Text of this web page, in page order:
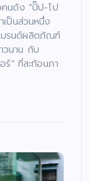
คนดัง “ปั๊ป-โป
ป็นส่วนหนึ่ง
บรนด์ผลิตภัณฑ์
วนาน กับ
ร์” ที่สะท้อนภา